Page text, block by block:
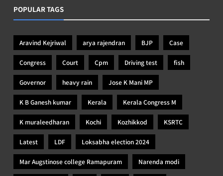
POPULAR TAGS
Aravind Kejriwal arya rajendran BJP Case
Congress Court Cpm Driving test fish
Governor heavy rain Jose K Mani MP
K B Ganesh kumar Kerala Kerala Congress M
K muraleedharan Kochi Kozhikkod KSRTC
Latest LDF Loksabha election 2024
Mar Augstinose college Ramapuram Narenda modi